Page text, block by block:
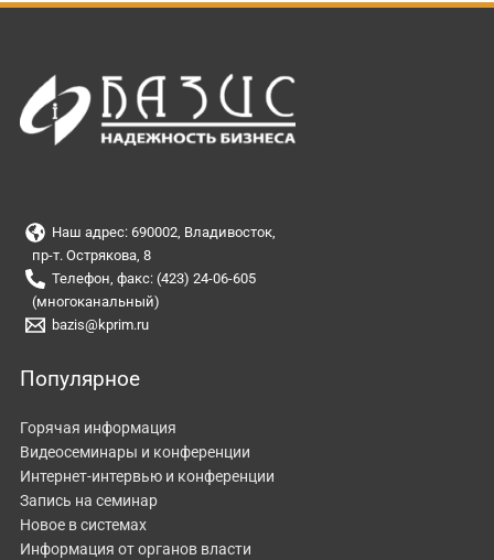
Наш адрес: 690002, Владивосток,
пр-т. Острякова, 8
Телефон, факс: (423) 24-06-605
(многоканальный)
bazis@kprim.ru
Популярное
Горячая информация
Видеосеминары и конференции
Интернет-интервью и конференции
Запись на семинар
Новое в системах
Информация от органов власти